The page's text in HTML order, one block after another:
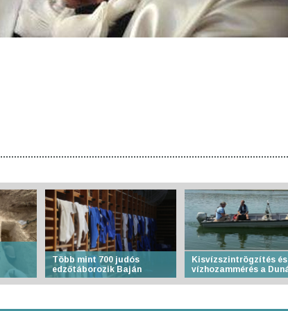
Több mint 700 judós
edzőtáborozik Baján
Kisvízszintrögzítés és
vízhozammérés a